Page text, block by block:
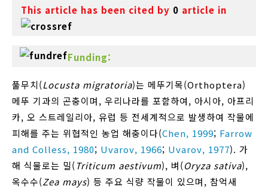
This article has been cited by 0 article in
Funding:
풀무치(Locusta migratoria)는 메뚜기목(Orthoptera)
메뚜 기과의 곤충이며, 우리나라를 포함하여, 아시아, 아프리
카, 오 스트레일리아, 유럽 등 전세계적으로 발생하여 작물에
피해를 주는 위협적인 농업 해충이다(Chen, 1999; Farrow
and Colless, 1980; Uvarov, 1966; Uvarov, 1977). 가
해 식물로는 밀(Triticum aestivum), 벼(Oryza sativa),
옥수수(Zea mays) 등 주요 식량 작물이 있으며, 참억새